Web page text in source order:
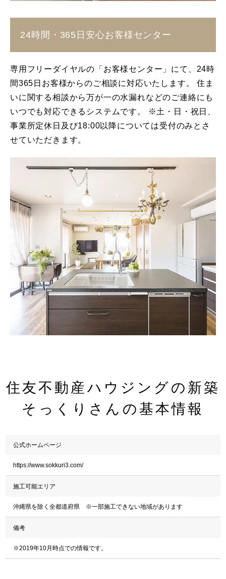
24時間・365日安心お客様センター
専用フリーダイヤルの「お客様センター」にて、24時
間365日お客様からのご相談に対応いたします。 住ま
いに関する相談から万が一の水漏れなどのご連絡にも
いつでも対応できるシステムです。 ※土・日・祝日、
事業所定休日及び18:00以降については受付のみとさ
せていただきます。
住友不動産ハウジングの新築
そっくりさんの基本情報
公式ホームページ
https://www.sokkuri3.com/
施工可能エリア
沖縄県を除く全都道府県 ※一部施工できない地域があります
備考
※2019年10月時点での情報です。